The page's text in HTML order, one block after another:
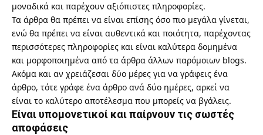
μοναδικά και παρέχουν αξιόπιστες πληροφορίες.
Τα άρθρα θα πρέπει να είναι επίσης όσο πιο μεγάλα γίνεται,
ενώ θα πρέπει να είναι αυθεντικά και ποιότητα, παρέχοντας
περισσότερες πληροφορίες και είναι καλύτερα δομημένα
και μορφοποιημένα από τα άρθρα άλλων παρόμοιων blogs.
Ακόμα και αν χρειάζεσαι δύο μέρες για να γράφεις ένα
άρθρο, τότε γράφε ένα άρθρο ανά δύο ημέρες, αρκεί να
είναι το καλύτερο αποτέλεσμα που μπορείς να βγάλεις.
Είναι υπομονετικοί και παίρνουν τις σωστές
αποφάσεις